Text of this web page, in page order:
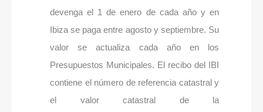
devenga el 1 de enero de cada año y en
Ibiza se paga entre agosto y septiembre. Su
valor se actualiza cada año en los
Presupuestos Municipales. El recibo del IBI
contiene el número de referencia catastral y
el valor catastral de la